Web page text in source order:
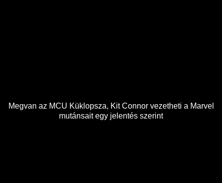
Megvan az MCU Küklopsza, Kit Connor vezetheti a Marvel
mutánsait egy jelentés szerint